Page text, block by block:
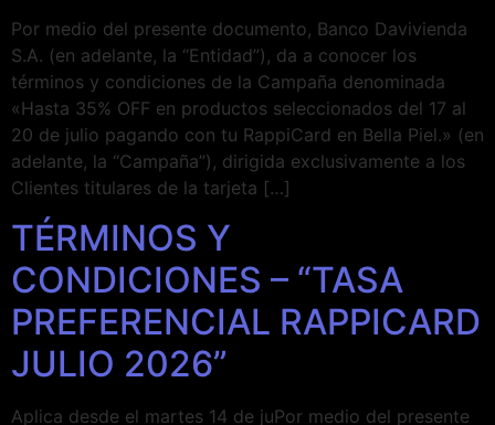
Por medio del presente documento, Banco Davivienda
S.A. (en adelante, la “Entidad”), da a conocer los
términos y condiciones de la Campaña denominada
«Hasta 35% OFF en productos seleccionados del 17 al
20 de julio pagando con tu RappiCard en Bella Piel.» (en
adelante, la “Campaña”), dirigida exclusivamente a los
Clientes titulares de la tarjeta […]
TÉRMINOS Y
CONDICIONES – “TASA
PREFERENCIAL RAPPICARD
JULIO 2026”
Aplica desde el martes 14 de juPor medio del presente